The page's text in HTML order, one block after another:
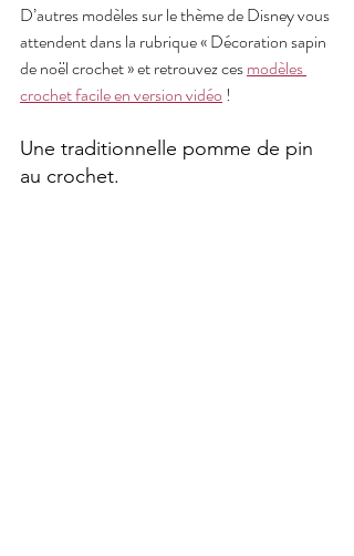
D’autres modèles sur le thème de Disney vous
attendent dans la rubrique « Décoration sapin
de noël crochet » et retrouvez ces modèles
crochet facile en version vidéo !
Une traditionnelle pomme de pin
au crochet.